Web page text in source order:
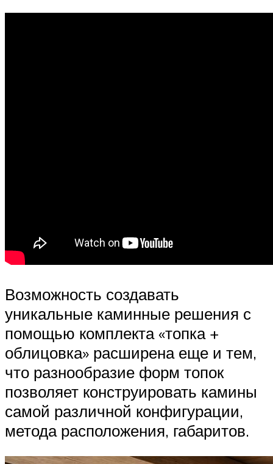
Возможность создавать
уникальные каминные решения с
помощью комплекта «топка +
облицовка» расширена еще и тем,
что разнообразие форм топок
позволяет конструировать камины
самой различной конфигурации,
метода расположения, габаритов.